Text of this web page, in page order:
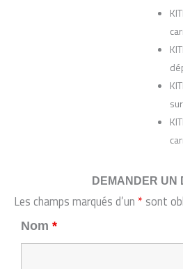
DEMANDER UN
Les champs marqués d’un * sont
Nom *